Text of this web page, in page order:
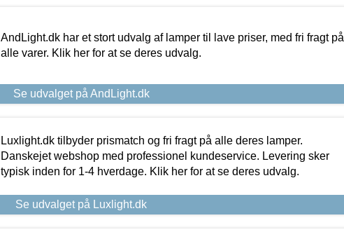
AndLight.dk har et stort udvalg af lamper til lave priser, med fri fragt på
alle varer. Klik her for at se deres udvalg.
Se udvalget på AndLight.dk
Luxlight.dk tilbyder prismatch og fri fragt på alle deres lamper.
Danskejet webshop med professionel kundeservice. Levering sker
typisk inden for 1-4 hverdage. Klik her for at se deres udvalg.
Se udvalget på Luxlight.dk